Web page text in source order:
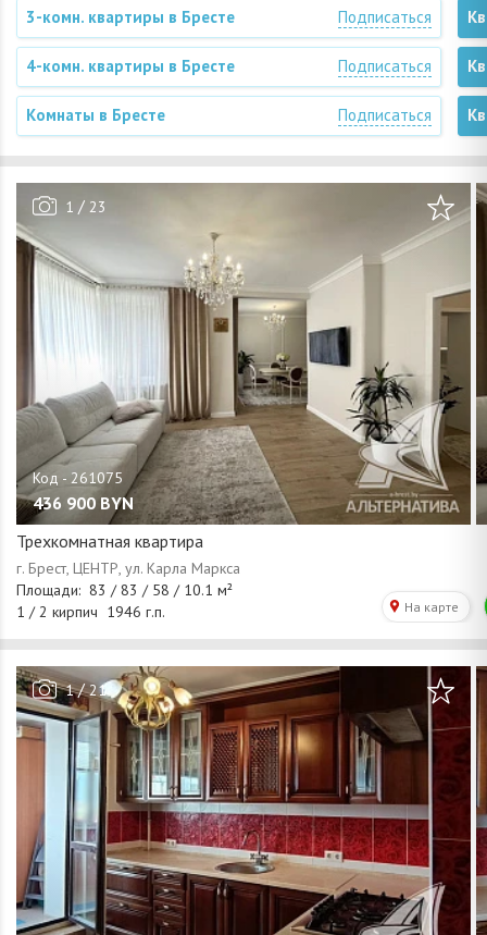
3-комн. квартиры в Бресте Подписаться
4-комн. квартиры в Бресте Подписаться
Комнаты в Бресте Подписаться
1 / 23
436 900 BYN
Трехкомнатная квартира
1/21